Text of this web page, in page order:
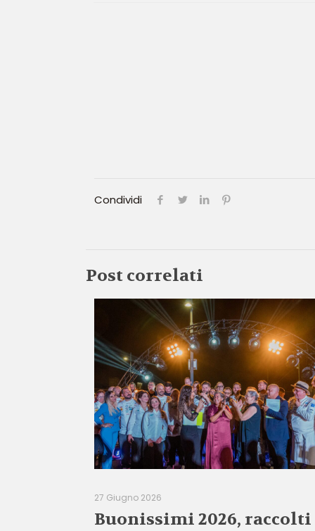
Condividi
Post correlati
27 Giugno 2026
Buonissimi 2026, raccolti